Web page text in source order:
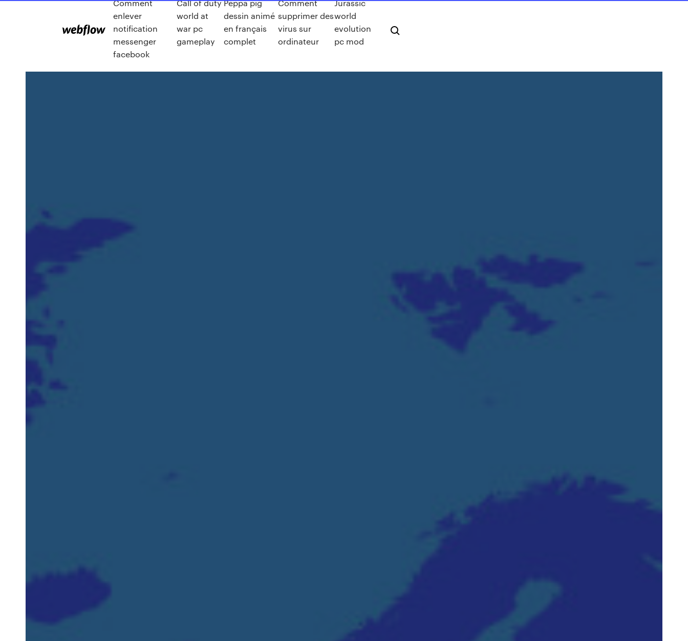
Comment
enlever
notification
messenger
facebook
Call of duty
world at
war pc
gameplay
Peppa pig
dessin animé
en français
complet
Comment
supprimer des
virus sur
ordinateur
Jurassic
world
evolution
pc mod